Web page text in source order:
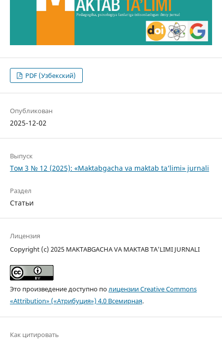
PDF (Узбекский)
Опубликован
2025-12-02
Выпуск
Том 3 № 12 (2025): «Maktabgacha va maktab ta’limi» jurnali
Раздел
Статьи
Лицензия
Copyright (c) 2025 MAKTABGACHA VA MAKTAB TA’LIMI JURNALI
Это произведение доступно полицензии Creative Commons
«Attribution» («Атрибуция») 4.0 Всемирная.
Как цитировать